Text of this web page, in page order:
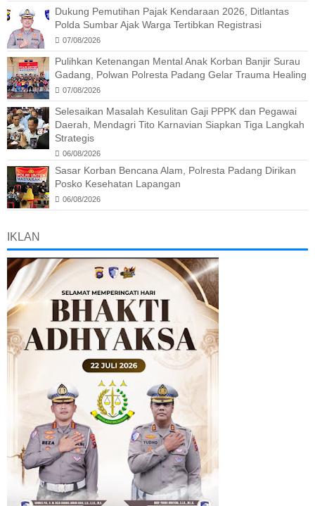
Dukung Pemutihan Pajak Kendaraan 2026, Ditlantas
Polda Sumbar Ajak Warga Tertibkan Registrasi
07/08/2026
Pulihkan Ketenangan Mental Anak Korban Banjir Surau
Gadang, Polwan Polresta Padang Gelar Trauma Healing
07/08/2026
Selesaikan Masalah Kesulitan Gaji PPPK dan Pegawai
Daerah, Mendagri Tito Karnavian Siapkan Tiga Langkah
Strategis
06/08/2026
Sasar Korban Bencana Alam, Polresta Padang Dirikan
Posko Kesehatan Lapangan
06/08/2026
IKLAN